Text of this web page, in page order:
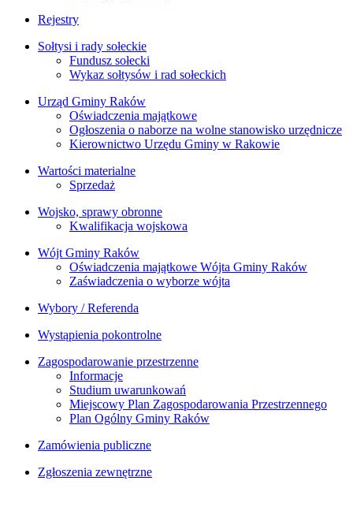
Rejestry
Sołtysi i rady sołeckie
Fundusz sołecki
Wykaz sołtysów i rad sołeckich
Urząd Gminy Raków
Oświadczenia majątkowe
Ogłoszenia o naborze na wolne stanowisko urzędnicze
Kierownictwo Urzędu Gminy w Rakowie
Wartości materialne
Sprzedaż
Wojsko, sprawy obronne
Kwalifikacja wojskowa
Wójt Gminy Raków
Oświadczenia majątkowe Wójta Gminy Raków
Zaświadczenia o wyborze wójta
Wybory / Referenda
Wystąpienia pokontrolne
Zagospodarowanie przestrzenne
Informacje
Studium uwarunkowań
Miejscowy Plan Zagospodarowania Przestrzennego
Plan Ogólny Gminy Raków
Zamówienia publiczne
Zgłoszenia zewnętrzne